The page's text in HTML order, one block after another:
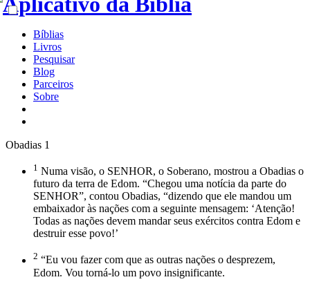
Bíblias
Livros
Pesquisar
Blog
Parceiros
Sobre
Obadias 1
1 Numa visão, o SENHOR, o Soberano, mostrou a Obadias o
futuro da terra de Edom. “Chegou uma notícia da parte do
SENHOR”, contou Obadias, “dizendo que ele mandou um
embaixador às nações com a seguinte mensagem: ‘Atenção!
Todas as nações devem mandar seus exércitos contra Edom e
destruir esse povo!’
2 “Eu vou fazer com que as outras nações o desprezem,
Edom. Vou torná-lo um povo insignificante.